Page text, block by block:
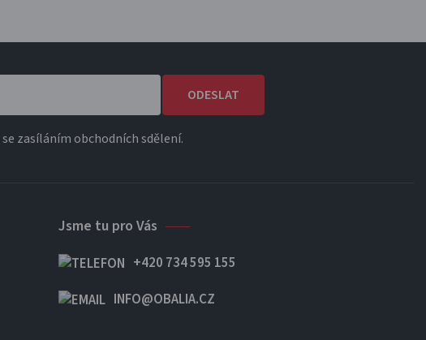
ODESLAT
zasíláním obchodních sdělení.
Jsme tu pro Vás
+420 734 595 155
INFO@OBALIA.CZ